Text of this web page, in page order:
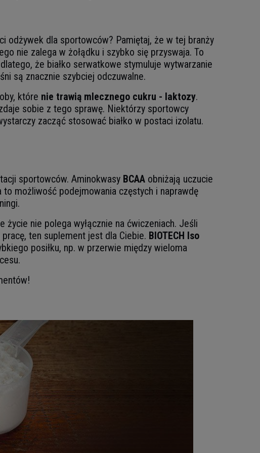
odżywek dla sportowców? Pamiętaj, że w tej branży
nie zalega w żołądku i szybko się przyswaja. To
że białko serwatkowe stymuluje wytwarzanie
są znacznie szybciej odczuwalne.
które nie trawią mlecznego cukru - laktozy.
sobie z tego sprawę. Niektórzy sportowcy
zacząć stosować białko w postaci izolatu.
sportowców. Aminokwasy BCAA obniżają uczucie
możliwość podejmowania częstych i naprawdę
życie nie polega wyłącznie na ćwiczeniach. Jeśli
ten suplement jest dla Ciebie. BIOTECH Iso
posiłku, np. w przerwie między wieloma